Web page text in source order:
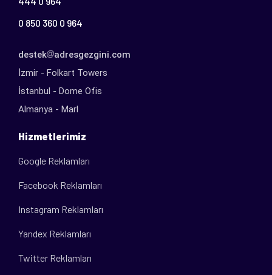
0 850 360 0 964
destek
adresgezgini.com
İzmir - Folkart Towers
İstanbul - Dome Ofis
Almanya - Marl
Hizmetlerimiz
Google Reklamları
Facebook Reklamları
Instagram Reklamları
Yandex Reklamları
Twitter Reklamları